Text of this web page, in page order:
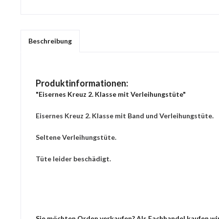
Beschreibung
Produktinformationen:
"Eisernes Kreuz 2. Klasse mit Verleihungstüte"
Eisernes Kreuz 2. Klasse mit Band und Verleihungstüte.
Seltene Verleihungstüte.
Tüte leider beschädigt.